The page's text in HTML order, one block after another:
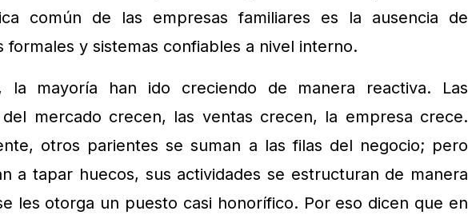
común de las empresas familiares es la ausencia de
formales y sistemas confiables a nivel interno.
la mayoría han ido creciendo de manera reactiva. Las
del mercado crecen, las ventas crecen, la empresa crece.
otros parientes se suman a las filas del negocio; pero
a tapar huecos, sus actividades se estructuran de manera
les otorga un puesto casi honorífico. Por eso dicen que en